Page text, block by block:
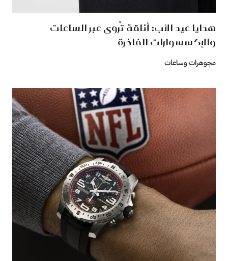
هدايا عيد الأب: أناقة تُروى عبر الساعات
والإكسسوارات الفاخرة
مجوهرات وساعات